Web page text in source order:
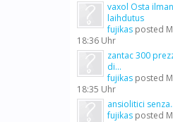
vaxol Osta
laihdutus
fujikas posted
18:36 Uhr
zantac 300
di...
fujikas posted
18:35 Uhr
ansiolitici
fujikas posted